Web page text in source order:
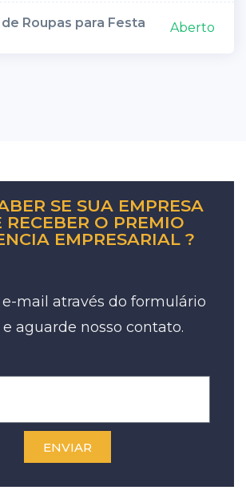
Roupas para Festa Aberto
SE SUA EMPRESA
RECEBER O PREMIO
EMPRESARIAL ?
e-mail através do formulário
aguarde nosso contato.
ENVIAR